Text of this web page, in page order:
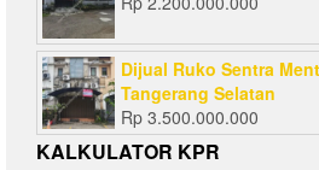
Dijual Ruko Sentra
Tangerang Selatan
Rp 3.500.000.000
KALKULATOR KPR